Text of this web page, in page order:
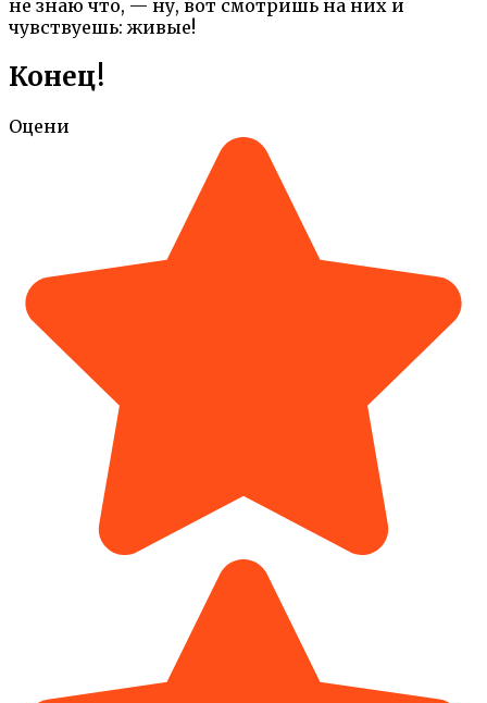
не знаю что, — ну, вот смотришь на них и
чувствуешь: живые!
Конец!
Оцени